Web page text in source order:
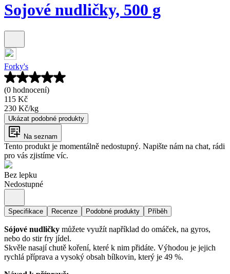
Sojové nudličky, 500 g
Forky's
(0 hodnocení)
115 Kč
230 Kč/kg
Ukázat podobné produkty
Na seznam
Tento produkt je momentálně nedostupný. Napište nám na chat, rádi
pro vás zjistíme víc.
Bez lepku
Nedostupné
Specifikace Recenze Podobné produkty Příběh
Sójové nudličky můžete využít například do omáček, na gyros,
nebo do stir fry jídel.
Skvěle nasají chutě koření, které k nim přidáte. Výhodou je jejich
rychlá příprava a vysoký obsah bílkovin, který je 49 %.